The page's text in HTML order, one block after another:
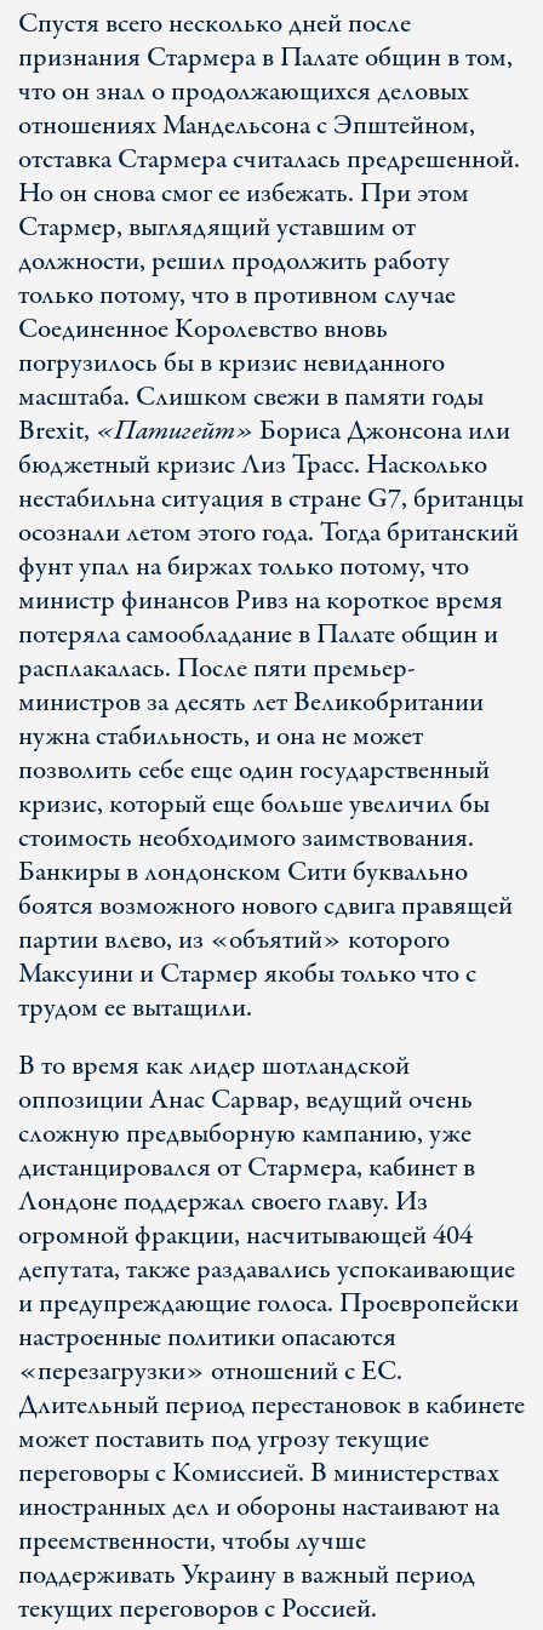
Спустя всего несколько дней после
признания Стармера в Палате общин в том,
что он знал о продолжающихся деловых
отношениях Мандельсона с Эпштейном,
отставка Стармера считалась предрешенной.
Но он снова смог ее избежать. При этом
Стармер, выглядящий уставшим от
должности, решил продолжить работу
только потому, что в противном случае
Соединенное Королевство вновь
погрузилось бы в кризис невиданного
масштаба. Слишком свежи в памяти годы
Brexit, «Патигейт» Бориса Джонсона или
бюджетный кризис Лиз Трасс. Насколько
нестабильна ситуация в стране G7, британцы
осознали летом этого года. Тогда британский
фунт упал на биржах только потому, что
министр финансов Ривз на короткое время
потеряла самообладание в Палате общин и
расплакалась. После пяти премьер-
министров за десять лет Великобритании
нужна стабильность, и она не может
позволить себе еще один государственный
кризис, который еще больше увеличил бы
стоимость необходимого заимствования.
Банкиры в лондонском Сити буквально
боятся возможного нового сдвига правящей
партии влево, из «объятий» которого
Максуини и Стармер якобы только что с
трудом ее вытащили.
В то время как лидер шотландской
оппозиции Анас Сарвар, ведущий очень
сложную предвыборную кампанию, уже
дистанцировался от Стармера, кабинет в
Лондоне поддержал своего главу. Из
огромной фракции, насчитывающей 404
депутата, также раздавались успокаивающие
и предупреждающие голоса. Проевропейски
настроенные политики опасаются
«перезагрузки» отношений с ЕС.
Длительный период перестановок в кабинете
может поставить под угрозу текущие
переговоры с Комиссией. В министерствах
иностранных дел и обороны настаивают на
преемственности, чтобы лучше
поддерживать Украину в важный период
текущих переговоров с Россией.